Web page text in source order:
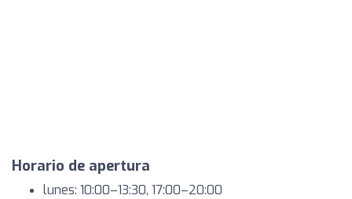
Horario de apertura
lunes: 10:00–13:30, 17:00–20:00